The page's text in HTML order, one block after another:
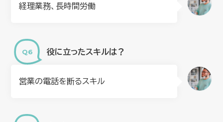
経理業務、長時間労働
役に立ったスキルは？
営業の電話を断るスキル